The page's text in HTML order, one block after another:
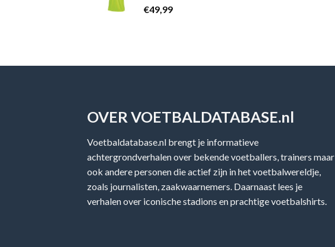
€49,99
OVER VOETBALDATABASE.nl
Voetbaldatabase.nl brengt je informatieve
achtergrondverhalen over bekende voetballers, trainers maar
ook andere personen die actief zijn in het voetbalwereldje,
zoals journalisten, zaakwaarnemers. Daarnaast lees je
verhalen over iconische stadions en prachtige voetbalshirts.